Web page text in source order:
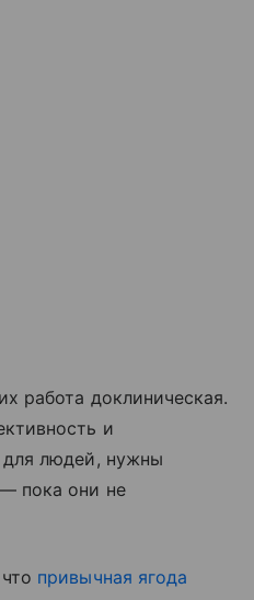
работа доклиническая.
и
для людей, нужны
пока они не
привычная ягода